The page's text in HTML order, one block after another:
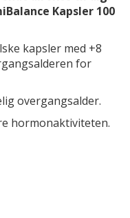
Kapsler 100
kapsler med +8
for
overgangsalder.
hormonaktiviteten.